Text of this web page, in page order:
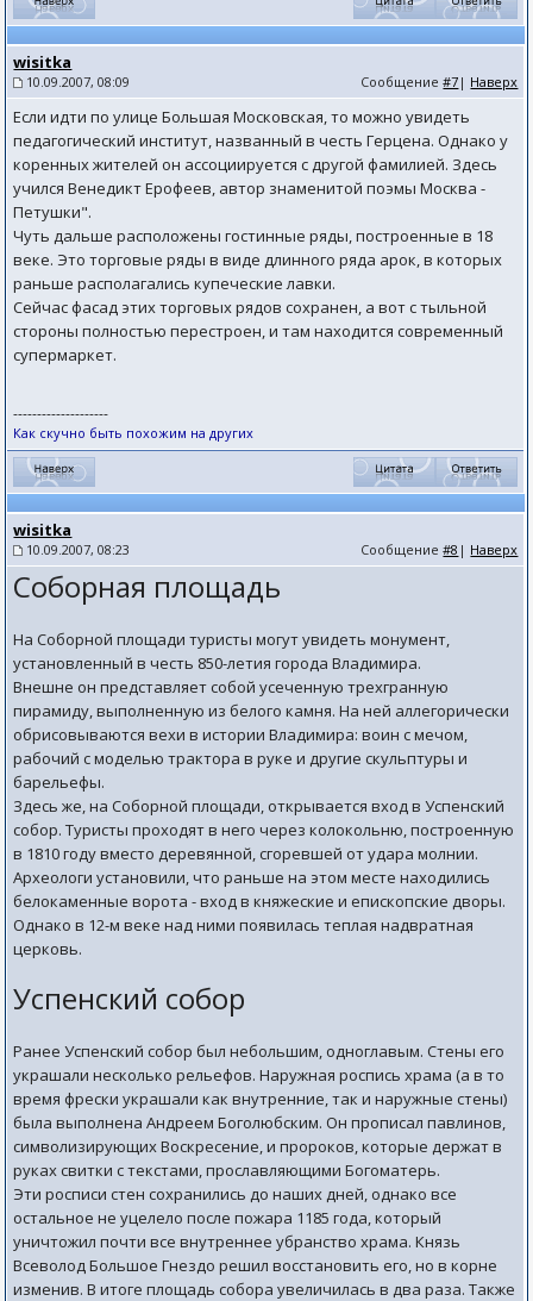
wisitka
10.09.2007, 08:09 Сообщение#7 | Наверх
Если идти по улице Большая Московская, то можно увидеть
педагогический институт, названный в честь Герцена. Однако у
коренных жителей он ассоциируется с другой фамилией. Здесь
учился Венедикт Ерофеев, автор знаменитой поэмы Москва -
Петушки".
Чуть дальше расположены гостинные ряды, построенные в 18
веке. Это торговые ряды в виде длинного ряда арок, в которых
раньше располагались купеческие лавки.
Сейчас фасад этих торговых рядов сохранен, а вот с тыльной
стороны полностью перестроен, и там находится современный
супермаркет.
--------------------
Как скучно быть похожим на других
wisitka
10.09.2007, 08:23 Сообщение#8 | Наверх
Соборная площадь
На Соборной площади туристы могут увидеть монумент,
установленный в честь 850-летия города Владимира.
Внешне он представляет собой усеченную трехгранную
пирамиду, выполненную из белого камня. На ней аллегорически
обрисовываются вехи в истории Владимира: воин с мечом,
рабочий с моделью трактора в руке и другие скульптуры и
барельефы.
Здесь же, на Соборной площади, открывается вход в Успенский
собор. Туристы проходят в него через колокольню, построенную
в 1810 году вместо деревянной, сгоревшей от удара молнии.
Археологи установили, что раньше на этом месте находились
белокаменные ворота - вход в княжеские и епископские дворы.
Однако в 12-м веке над ними появилась теплая надвратная
церковь.
Успенский собор
Ранее Успенский собор был небольшим, одноглавым. Стены его
украшали несколько рельефов. Наружная роспись храма (а в то
время фрески украшали как внутренние, так и наружные стены)
была выполнена Андреем Боголюбским. Он прописал павлинов,
символизирующих Воскресение, и пророков, которые держат в
руках свитки с текстами, прославляющими Богоматерь.
Эти росписи стен сохранились до наших дней, однако все
остальное не уцелело после пожара 1185 года, который
уничтожил почти все внутреннее убранство храма. Князь
Всеволод Большое Гнездо решил восстановить его, но в корне
изменив. В итоге площадь собора увеличилась в два раза. Также